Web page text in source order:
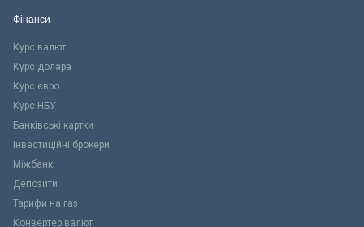
Фінанси
Курс валют
Курс долара
Курс євро
Курс НБУ
Банківські картки
Інвестиційні брокери
Міжбанк
Депозити
Тарифи на газ
Конвертер валют